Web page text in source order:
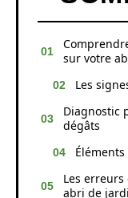
sur votre
Les
Diagnostic
dégâts
Les
abri de